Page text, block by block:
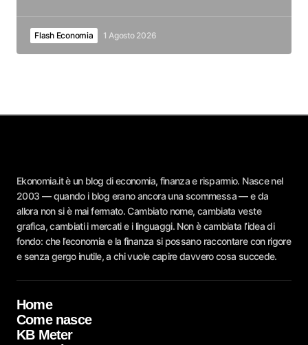
Flash Economia 1 Agosto 2026
Ekonomia.it è un blog di economia, finanza e risparmio. Nasce nel
2003 — quando i blog erano ancora una scommessa — e da
allora non si è mai fermato. Cambiato nome, cambiata veste
grafica, cambiati i mercati e i linguaggi. Non è cambiata l’idea di
fondo: che l’economia e la finanza si possano raccontare con rigore
e senza gergo inutile, a chi vuole capire davvero cosa succede.
Home
Come nasce
KB Meter